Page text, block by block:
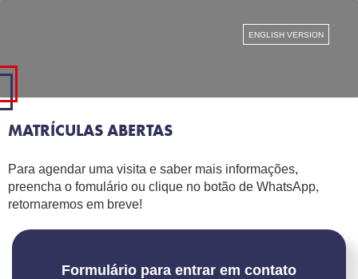
MATRÍCULAS ABERTAS
Para agendar uma visita e saber mais informações,
preencha o fomulário ou clique no botão de WhatsApp,
retornaremos em breve!
Formulário para entrar em contato